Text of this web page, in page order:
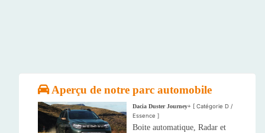
Aperçu de notre parc automobile
Dacia Duster Journey+ [ Catégorie D /
Essence ]
Boite automatique, Radar et